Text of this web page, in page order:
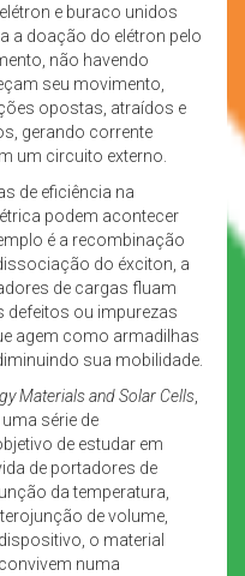
e buraco unidos
a doação do elétron pelo
não havendo
seu movimento,
opostas, atraídos e
gerando corrente
um circuito externo.
de eficiência na
podem acontecer
é a recombinação
do éxciton, a
de cargas fluam
defeitos ou impurezas
agem como armadilhas
sua mobilidade.
Materials and Solar Cells
série de
de estudar em
de portadores de
da temperatura,
de volume,
o material
numa